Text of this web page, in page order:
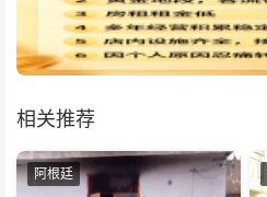
相关推荐
阿根廷